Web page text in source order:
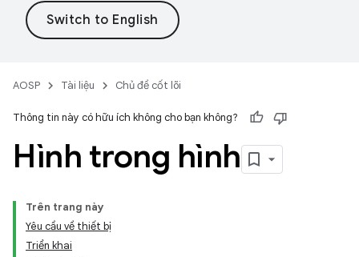
AOSP Tài liệu Chủ đề cốt lõi
Thông tin này có hữu ích không cho bạn không?
Hình trong hình
Trên trang này
Yêu cầu về thiết bị
Triển khai